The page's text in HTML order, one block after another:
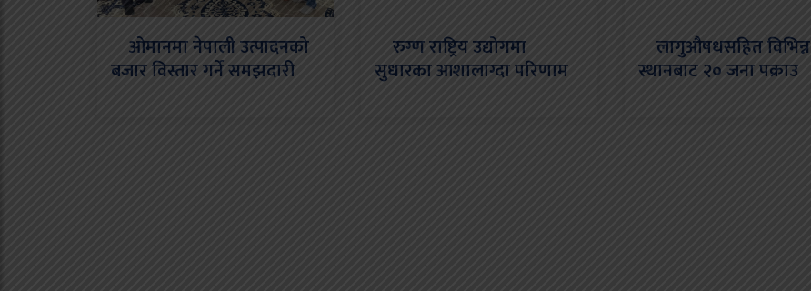
ओमानमा नेपाली उत्पादनको
बजार विस्तार गर्ने समझदारी
रुग्ण राष्ट्रिय उद्योगमा
सुधारका आशालाग्दा परिणाम
लागुऔषधसहित विभिन्न
स्थानबाट २० जना पक्राउ